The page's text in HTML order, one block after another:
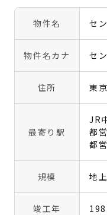
物件名 セ
物件名カナ セ
住所 東
最寄り駅
JR
都
都
規模 地
竣工年